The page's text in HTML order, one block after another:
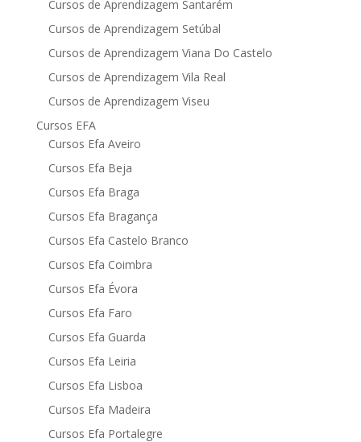
Cursos de Aprendizagem Santarém
Cursos de Aprendizagem Setúbal
Cursos de Aprendizagem Viana Do Castelo
Cursos de Aprendizagem Vila Real
Cursos de Aprendizagem Viseu
Cursos EFA
Cursos Efa Aveiro
Cursos Efa Beja
Cursos Efa Braga
Cursos Efa Bragança
Cursos Efa Castelo Branco
Cursos Efa Coimbra
Cursos Efa Évora
Cursos Efa Faro
Cursos Efa Guarda
Cursos Efa Leiria
Cursos Efa Lisboa
Cursos Efa Madeira
Cursos Efa Portalegre